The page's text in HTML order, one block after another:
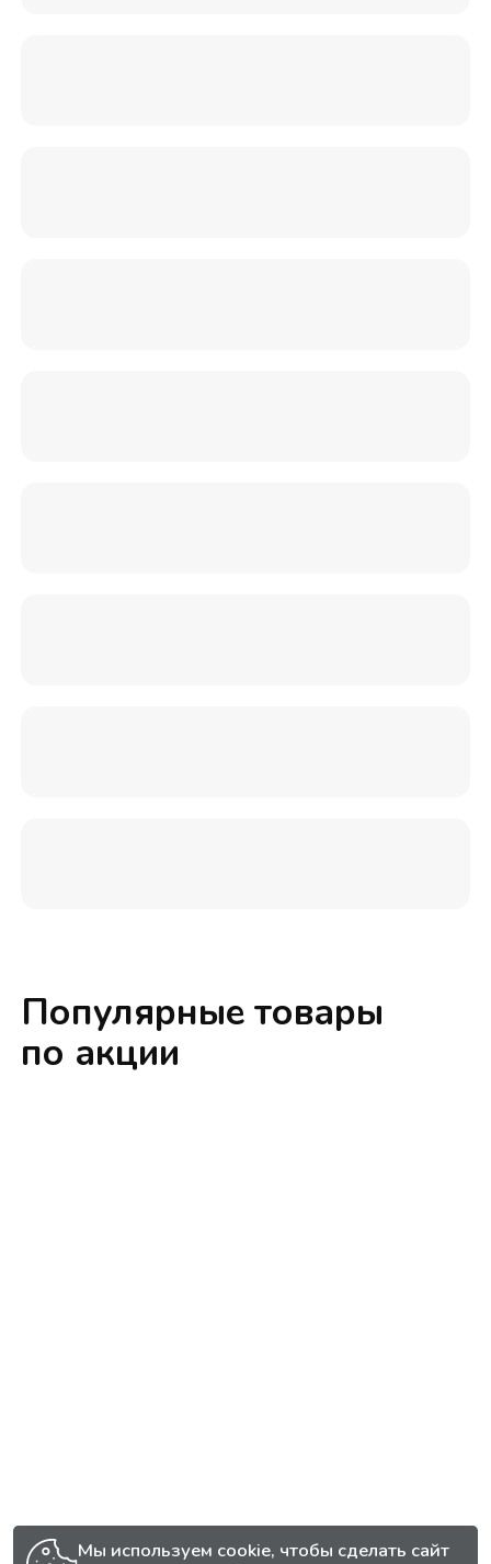
Популярные товары
по акции
Мы используем cookie, чтобы сделать сайт